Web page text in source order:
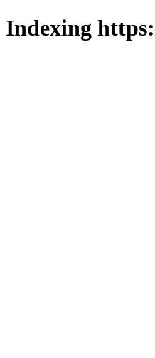
Indexing